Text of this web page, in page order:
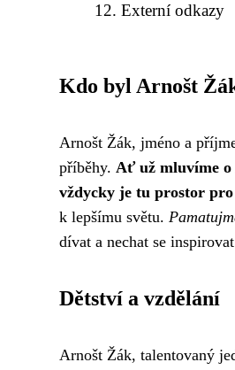
Externí odkazy
Kdo byl Arnošt
Arnošt Žák, jméno a
příběhy. Ať už mluvíme o
vždycky je tu prostor
k lepšímu světu.
dívat a nechat se
Dětství a vzdělání
Arnošt Žák, talentovaný